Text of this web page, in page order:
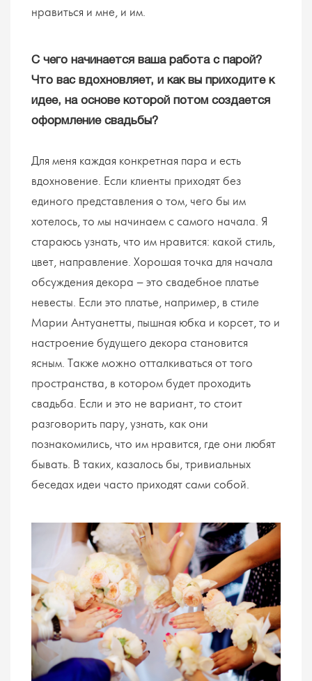
нравиться и мне, и им.
С чего начинается ваша работа с парой?
Что вас вдохновляет, и как вы приходите к
идее, на основе которой потом создается
оформление свадьбы?
Для меня каждая конкретная пара и есть
вдохновение. Если клиенты приходят без
единого представления о том, чего бы им
хотелось, то мы начинаем с самого начала. Я
стараюсь узнать, что им нравится: какой стиль,
цвет, направление. Хорошая точка для начала
обсуждения декора – это свадебное платье
невесты. Если это платье, например, в стиле
Марии Антуанетты, пышная юбка и корсет, то и
настроение будущего декора становится
ясным. Также можно отталкиваться от того
пространства, в котором будет проходить
свадьба. Если и это не вариант, то стоит
разговорить пару, узнать, как они
познакомились, что им нравится, где они любят
бывать. В таких, казалось бы, тривиальных
беседах идеи часто приходят сами собой.